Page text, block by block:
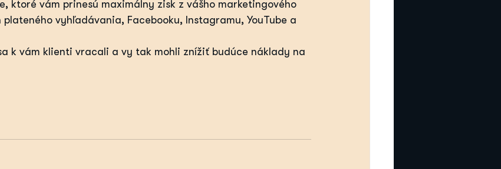
ktoré vám prinesú maximálny zisk z vášho marketingového
vyhľadávania, Facebooku, Instagramu, YouTube a
k vám klienti vracali a vy tak mohli znížiť budúce náklady na